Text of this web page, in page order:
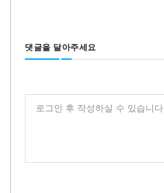
댓글을 달아주세요
로그인 후 작성하실 수 있습니다